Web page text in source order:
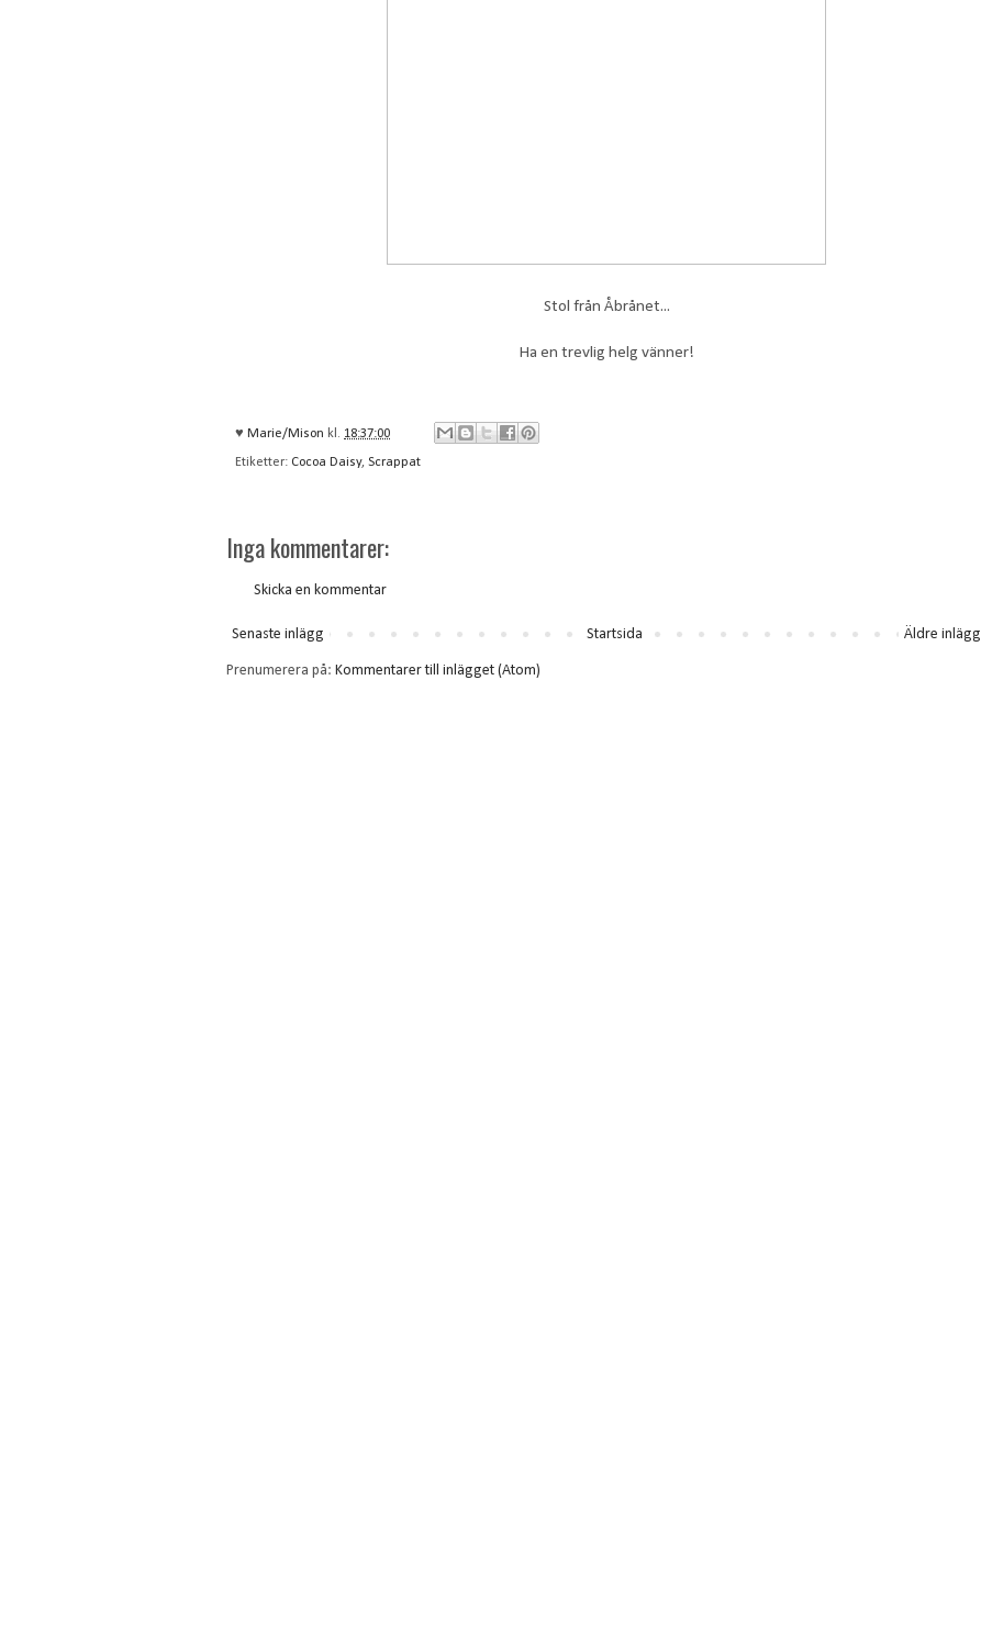
Stol från Åbrånet...
Ha en trevlig helg vänner!
♥ Marie/Mison kl. 18:37:00
Etiketter: Cocoa Daisy, Scrappat
Inga kommentarer:
Skicka en kommentar
Senaste inlägg Äldre inlägg
Startsida
Prenumerera på: Kommentarer till inlägget (Atom)